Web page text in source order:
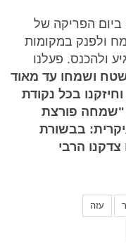
הפריקה של
ולפנק במקומות
ולהכנס. פעלנו
ושמחו עד מאוד
בכל נקודת
"שמחה פורצת
בבשורת
הרבי
עזה